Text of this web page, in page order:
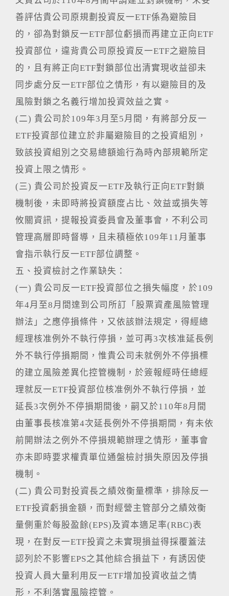
善評估貴公司原規劃投資反一ETF係為避險目
的，卻為對鎖反一ETF部位虧損而再建立正向ETF
投資部位，違背貴公司原投資反一ETF之避險目
的，且有將正向ETF對鎖部位出清實現收益卻未
同步處分反一ETF部位之情形，有以避險目的及
風險對鎖之名義行增加投資效益之實。
(二) 貴公司於109年3月至5月間，有將部分反一
ETF投資部位建立於非屬避險目的之投資組別，
致該投資組別之交易總額逾行為時內部規範所定
投資上限之情形。
(三) 貴公司於投資反一ETF及執行正向ETF對鎖
機制後，未即時將投資額度占比、效益或損失等
攸關資訊，提報投資委員會及董事會，不利公司
管理高層即時督導，且未積極依109年11月董事
會指示執行反一ETF部位調整。
五、投資檢討之作業缺失：
(一) 貴公司反一ETF投資部位之損失幅度，於109
年4月至8月間達到公司所訂「股票資產風險管理
辦法」之應停損條件，又依該辦法規定，得經總
經理核准例外不執行停損，並可再3次核准延長例
外不執行停損期間，惟貴公司未就例外不停損標
的建立風險差異化控管機制，於簽報經時任總經
理就反一ETF投資部位核准例外不執行停損，並
延長3次例外不停損期間後，嗣又於110年8月間
由董事長核准第4次延長例外不停損期間，有未依
前開辦法之例外不停損規範辦理之情形，董事會
亦未即時要求權責單位通盤檢討損失原因及停損
機制。
(二) 貴公司對投資長之績效衡量標準，排除反一
ETF投資虧損金額，而對經營主管部分之績效衡
量側重於每股盈餘(EPS)及資本適足率(RBC)表
現，在對反一ETF投資之未實現損益得採覆蓋法
認列於不影響EPS之其他綜合損益下，有誘因使
投資人員大量利用反一ETF增加投資收益之情
形，不利落實風險控管。